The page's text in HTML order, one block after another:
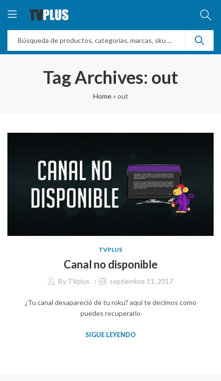
Tag Archives: out
Home» out
TVPLUS
Canal no disponible
By TVplus septiembre 11, 2017
¿Tu canal desapareció de tu roku? aquí te decimos como
puedes recuperarlo
SIGUE LEYENDO